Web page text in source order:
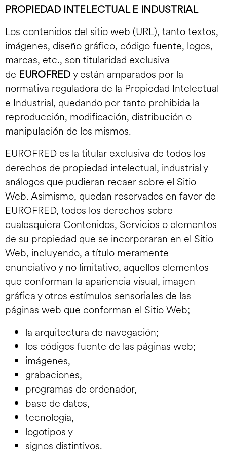
PROPIEDAD INTELECTUAL E INDUSTRIAL
Los contenidos del sitio web (URL), tanto textos,
imágenes, diseño gráfico, código fuente, logos,
marcas, etc., son titularidad exclusiva
de EUROFREDy están amparados por la
normativa reguladora de la Propiedad Intelectual
e Industrial, quedando por tanto prohibida la
reproducción, modificación, distribución o
manipulación de los mismos.
EUROFRED es la titular exclusiva de todos los
derechos de propiedad intelectual, industrial y
análogos que pudieran recaer sobre el Sitio
Web. Asimismo, quedan reservados en favor de
EUROFRED, todos los derechos sobre
cualesquiera Contenidos, Servicios o elementos
de su propiedad que se incorporaran en el Sitio
Web, incluyendo, a título meramente
enunciativo y no limitativo, aquellos elementos
que conforman la apariencia visual, imagen
gráfica y otros estímulos sensoriales de las
páginas web que conforman el Sitio Web;
la arquitectura de navegación;
los códigos fuente de las páginas web;
imágenes,
grabaciones,
programas de ordenador,
base de datos,
tecnología,
logotipos y
signos distintivos.